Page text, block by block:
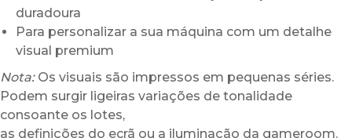
duradoura
Para personalizar a sua máquina com um detalhe
visual premium
Nota:Os visuais são impressos em pequenas séries.
Podem surgir ligeiras variações de tonalidade
consoante os lotes,
as definições do ecrã ou a iluminação da gameroom.